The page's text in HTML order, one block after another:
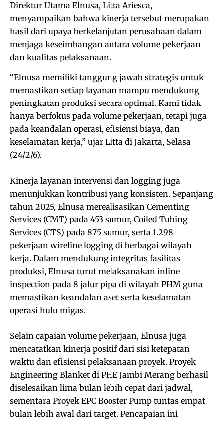
Direktur Utama Elnusa, Litta Ariesca,
menyampaikan bahwa kinerja tersebut merupakan
hasil dari upaya berkelanjutan perusahaan dalam
menjaga keseimbangan antara volume pekerjaan
dan kualitas pelaksanaan.
“Elnusa memiliki tanggung jawab strategis untuk
memastikan setiap layanan mampu mendukung
peningkatan produksi secara optimal. Kami tidak
hanya berfokus pada volume pekerjaan, tetapi juga
pada keandalan operasi, efisiensi biaya, dan
keselamatan kerja,” ujar Litta di Jakarta, Selasa
(24/2/6).
Kinerja layanan intervensi dan logging juga
menunjukkan kontribusi yang konsisten. Sepanjang
tahun 2025, Elnusa merealisasikan Cementing
Services (CMT) pada 453 sumur, Coiled Tubing
Services (CTS) pada 875 sumur, serta 1.298
pekerjaan wireline logging di berbagai wilayah
kerja. Dalam mendukung integritas fasilitas
produksi, Elnusa turut melaksanakan inline
inspection pada 8 jalur pipa di wilayah PHM guna
memastikan keandalan aset serta keselamatan
operasi hulu migas.
Selain capaian volume pekerjaan, Elnusa juga
mencatatkan kinerja positif dari sisi ketepatan
waktu dan efisiensi pelaksanaan proyek. Proyek
Engineering Blanket di PHE Jambi Merang berhasil
diselesaikan lima bulan lebih cepat dari jadwal,
sementara Proyek EPC Booster Pump tuntas empat
bulan lebih awal dari target. Pencapaian ini